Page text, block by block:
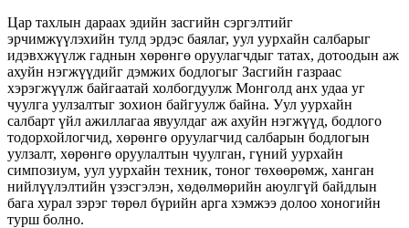
Цар тахлын дараах эдийн засгийн сэргэлтийг
эрчимжүүлэхийн тулд эрдэс баялаг, уул уурхайн салбарыг
идэвхжүүлж гаднын хөрөнгө оруулагчдыг татах, дотоодын аж
ахуйн нэгжүүдийг дэмжих бодлогыг Засгийн газраас
хэрэгжүүлж байгаатай холбогдуулж Монголд анх удаа уг
чуулга уулзалтыг зохион байгуулж байна. Уул уурхайн
салбарт үйл ажиллагаа явуулдаг аж ахуйн нэгжүүд, бодлого
тодорхойлогчид, хөрөнгө оруулагчид салбарын бодлогын
уулзалт, хөрөнгө оруулалтын чуулган, гүний уурхайн
симпозиум, уул уурхайн техник, тоног төхөөрөмж, ханган
нийлүүлэлтийн үзэсгэлэн, хөдөлмөрийн аюулгүй байдлын
бага хурал зэрэг төрөл бүрийн арга хэмжээ долоо хоногийн
турш болно.